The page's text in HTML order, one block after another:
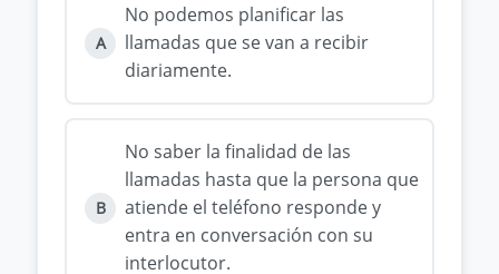
A
No podemos planificar las
llamadas que se van a recibir
diariamente.
B
No saber la finalidad de las
llamadas hasta que la persona que
atiende el teléfono responde y
entra en conversación con su
interlocutor.